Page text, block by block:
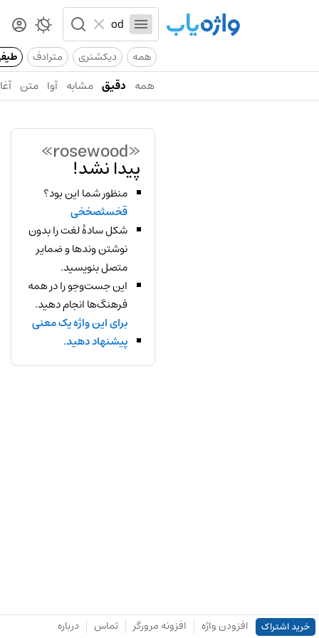
همه دیکشنری مترادف
همه دقیق مشابه آوا متن
«rosewood»
پیدا نشد!
منظور شما این بود؟
قخسثصخخی
شکل سادهٔ لغت را بدون
نوشتن وندها و ضمایر
متصل بنویسید.
این جست‌وجو را در همه
فرهنگ‌ها انجام دهید.
برای این واژه یک معنی
پیشنهاد دهید.
خرید اشتراک افزودن واژه افزونه مرورگر تماس درباره